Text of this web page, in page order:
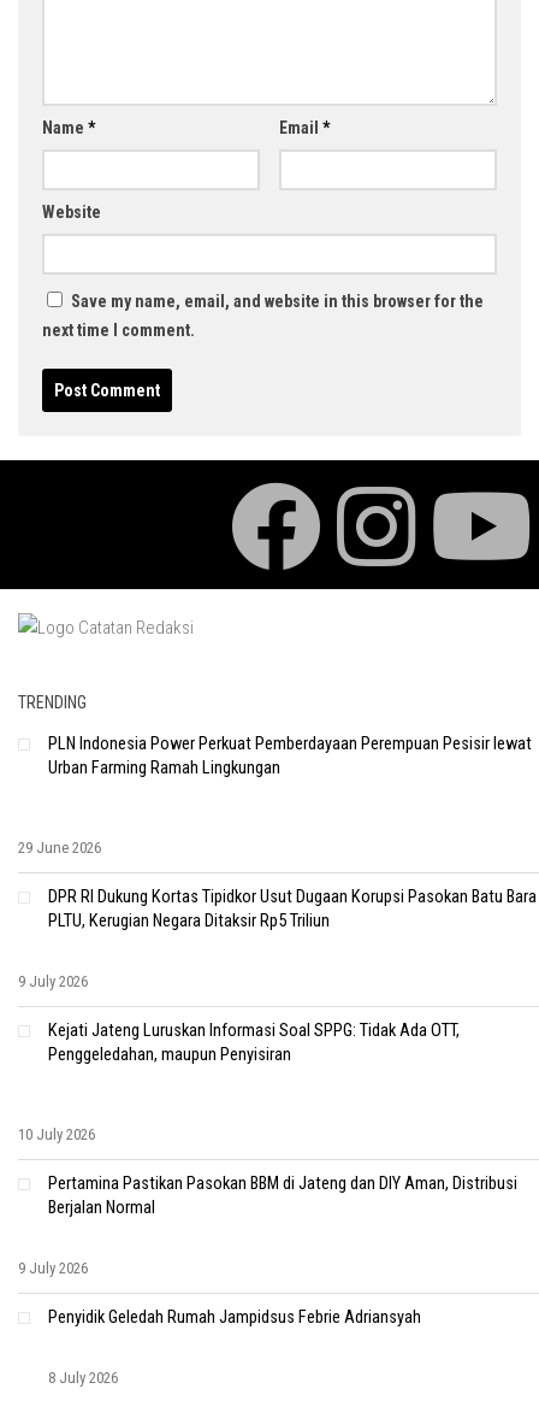
Name * Email *
Website
Save my name, email, and website in this browser for the
next time I comment.
TRENDING
PLN Indonesia Power Perkuat Pemberdayaan Perempuan Pesisir lewat
Urban Farming Ramah Lingkungan
29 June 2026
DPR RI Dukung Kortas Tipidkor Usut Dugaan Korupsi Pasokan Batu Bara
PLTU, Kerugian Negara Ditaksir Rp5 Triliun
9 July 2026
Kejati Jateng Luruskan Informasi Soal SPPG: Tidak Ada OTT,
Penggeledahan, maupun Penyisiran
10 July 2026
Pertamina Pastikan Pasokan BBM di Jateng dan DIY Aman, Distribusi
Berjalan Normal
9 July 2026
Penyidik Geledah Rumah Jampidsus Febrie Adriansyah
8 July 2026